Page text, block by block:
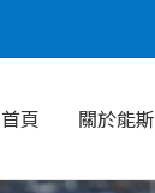
首頁 關於能